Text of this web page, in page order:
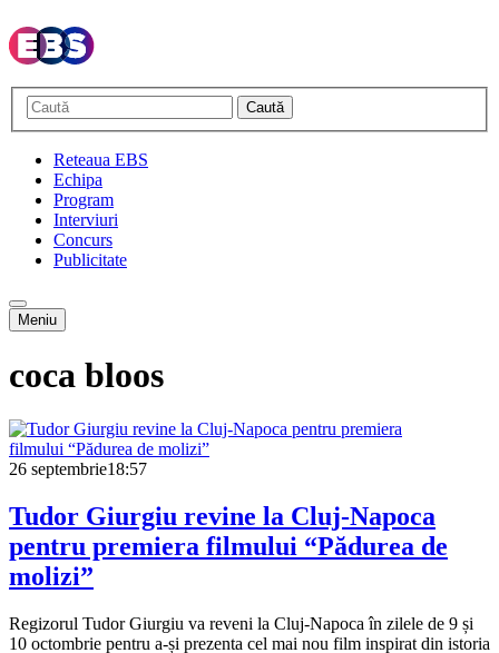
Caută
Reteaua EBS
Echipa
Program
Interviuri
Concurs
Publicitate
Meniu
coca bloos
26 septembrie18:57
Tudor Giurgiu revine la Cluj-Napoca
pentru premiera filmului “Pădurea de
molizi”
Regizorul Tudor Giurgiu va reveni la Cluj-Napoca în zilele de 9 și
10 octombrie pentru a-și prezenta cel mai nou film inspirat din istoria